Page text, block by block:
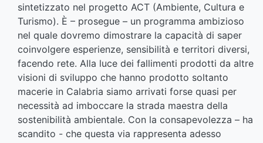
sintetizzato nel progetto ACT (Ambiente, Cultura e
Turismo). È – prosegue – un programma ambizioso
nel quale dovremo dimostrare la capacità di saper
coinvolgere esperienze, sensibilità e territori diversi,
facendo rete. Alla luce dei fallimenti prodotti da altre
visioni di sviluppo che hanno prodotto soltanto
macerie in Calabria siamo arrivati forse quasi per
necessità ad imboccare la strada maestra della
sostenibilità ambientale. Con la consapevolezza – ha
scandito - che questa via rappresenta adesso